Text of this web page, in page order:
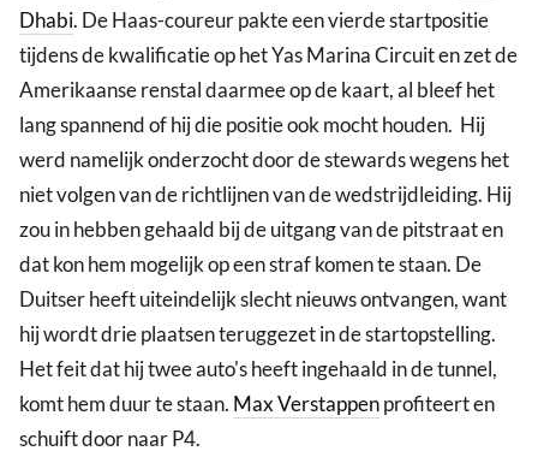
Dhabi. De Haas-coureur pakte een vierde startpositie
tijdens de kwalificatie op het Yas Marina Circuit en zet de
Amerikaanse renstal daarmee op de kaart, al bleef het
lang spannend of hij die positie ook mocht houden. Hij
werd namelijk onderzocht door de stewards wegens het
niet volgen van de richtlijnen van de wedstrijdleiding. Hij
zou in hebben gehaald bij de uitgang van de pitstraat en
dat kon hem mogelijk op een straf komen te staan. De
Duitser heeft uiteindelijk slecht nieuws ontvangen, want
hij wordt drie plaatsen teruggezet in de startopstelling.
Het feit dat hij twee auto's heeft ingehaald in de tunnel,
komt hem duur te staan. Max Verstappenprofiteert en
schuift door naar P4.